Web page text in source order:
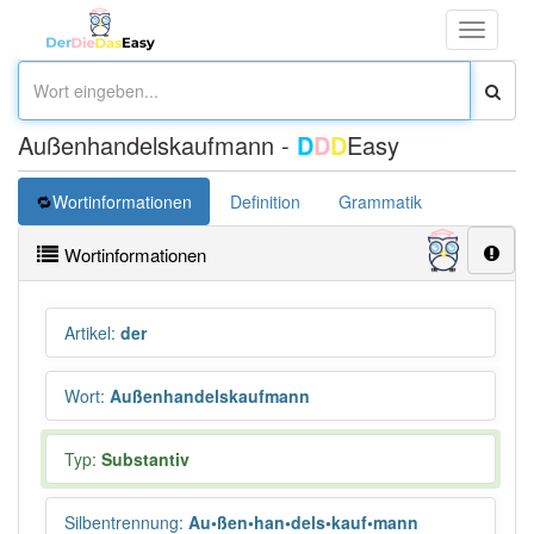
Toggle
Außenhandelskaufmann - DDDEasy
Wortinformationen Definition Grammatik
Wortinformationen
Artikel: der
Wort: Außenhandelskaufmann
Typ: Substantiv
Silbentrennung: Au•ßen•han•dels•kauf•mann